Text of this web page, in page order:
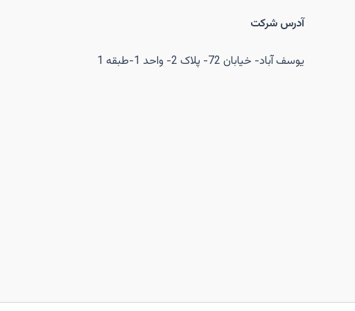
آدرس شرکت
یوسف آباد- خیابان 72- پلاک 2- واحد 1-طبقه 1